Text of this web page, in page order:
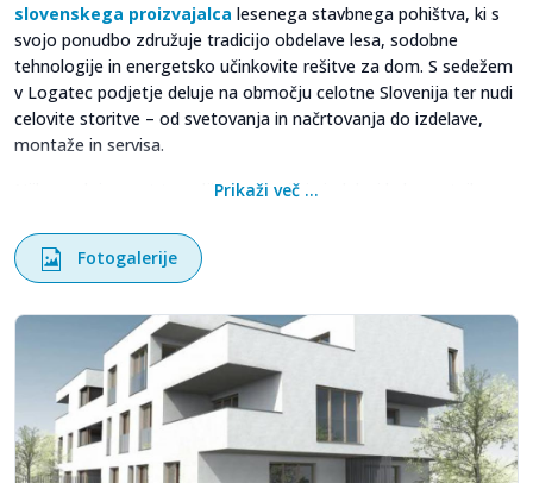
slovenskega proizvajalca lesenega stavbnega pohištva, ki s
svojo ponudbo združuje tradicijo obdelave lesa, sodobne
tehnologije in energetsko učinkovite rešitve za dom. S sedežem
v Logatec podjetje deluje na območju celotne Slovenija ter nudi
celovite storitve – od svetovanja in načrtovanja do izdelave,
montaže in servisa.
Njihova dejavnost temelji na razvoju in izdelavi kakovostnih
objekta, temveč pomembno vplivajo na estetiko, energetsko
učinkovitost in bivalno udobje. Poseben poudarek namenjajo
stranke in arhitekturnim značilnostim objekta.
Lesena in les-alu okna po meri za vaš dom
Osrednji del ponudbe podjetja predstavljajolesena oknain les-
alu okna, ki združujejo naravno toplino lesa ter trajnost in
odpornost aluminija. Lesena okna so zasnovana kot trajnostna
Prikaži več ...
Fotogalerije